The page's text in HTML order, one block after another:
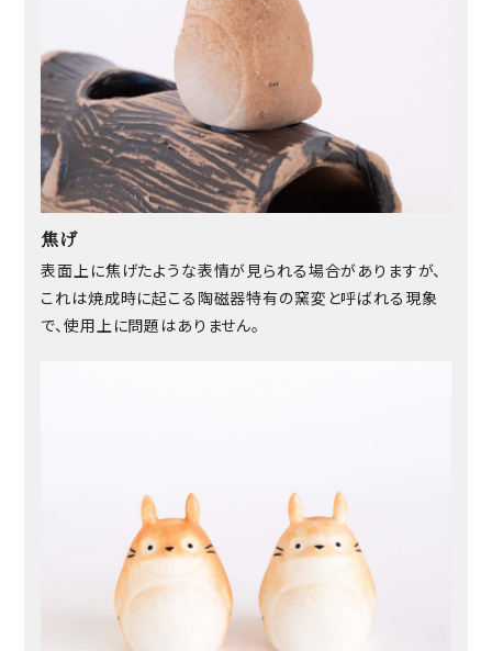
焦げ
表面上に焦げたような表情が見られる場合がありますが、
これは焼成時に起こる陶磁器特有の窯変と呼ばれる現象
で、使用上に問題はありません。